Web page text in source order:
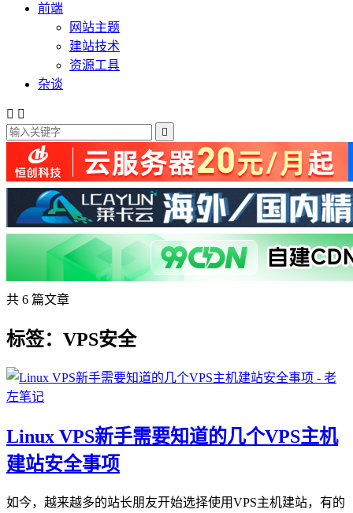
前端
网站主题
建站技术
资源工具
杂谈
 

共 6 篇文章
标签：VPS安全
Linux VPS新手需要知道的几个VPS主机
建站安全事项
如今，越来越多的站长朋友开始选择使用VPS主机建站，有的